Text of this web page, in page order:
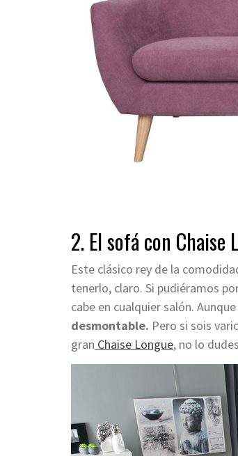
2. El sofá con Chaise
Este clásico rey de la
tenerlo, claro. Si pudiéramos
cabe en cualquier salón.
desmontable. Pero si sois
gran Chaise Longue, no lo